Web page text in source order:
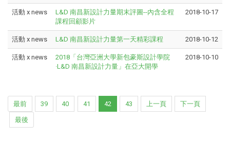
活動 x news
L&D 南昌新設計力量期末評圖--內含全程
課程回顧影片
2018-10-17
活動 x news L&D 南昌新設計力量第一天精彩課程 2018-10-12
活動 x news
2018「台灣亞洲大學新包豪斯設計學院
·L&D 南昌新設計力量」在亞大開學
2018-10-10
最前 39 40 41 42 43 上一頁 下一頁
最後